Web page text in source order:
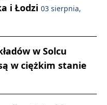
i Łodzi 03 sierpnia,
w Solcu
w ciężkim stanie